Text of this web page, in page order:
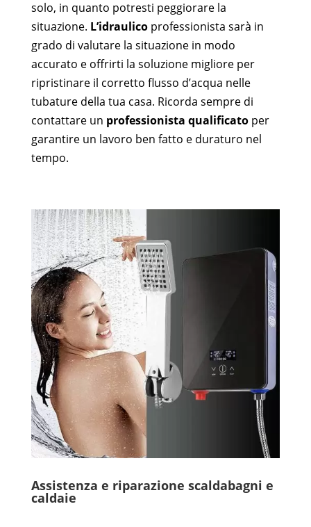
solo, in quanto potresti peggiorare la
situazione. L’idraulico professionista sarà in
grado di valutare la situazione in modo
accurato e offrirti la soluzione migliore per
ripristinare il corretto flusso d’acqua nelle
tubature della tua casa. Ricorda sempre di
contattare un professionista qualificato per
garantire un lavoro ben fatto e duraturo nel
tempo.
Assistenza e riparazione scaldabagni e
caldaie